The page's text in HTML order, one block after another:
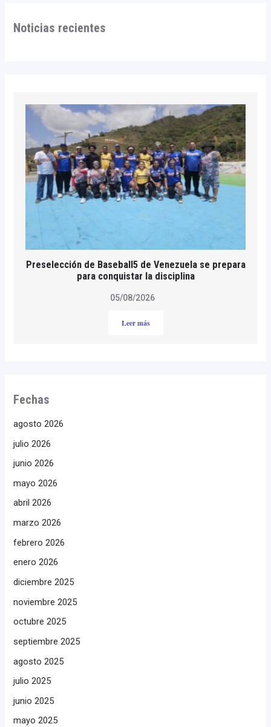
Noticias recientes
Preselección de Baseball5 de Venezuela se prepara
para conquistar la disciplina
05/08/2026
Leer más
Fechas
agosto 2026
julio 2026
junio 2026
mayo 2026
abril 2026
marzo 2026
febrero 2026
enero 2026
diciembre 2025
noviembre 2025
octubre 2025
septiembre 2025
agosto 2025
julio 2025
junio 2025
mayo 2025